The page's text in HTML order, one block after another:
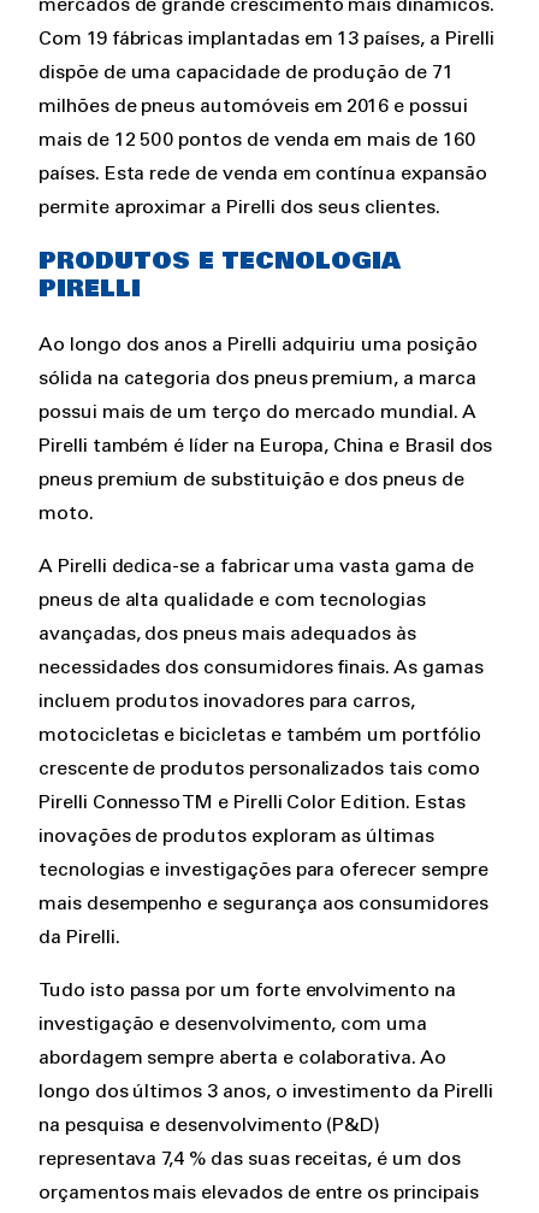
mercados de grande crescimento mais dinâmicos.
Com 19 fábricas implantadas em 13 países, a Pirelli
dispõe de uma capacidade de produção de 71
milhões de pneus automóveis em 2016 e possui
mais de 12 500 pontos de venda em mais de 160
países. Esta rede de venda em contínua expansão
permite aproximar a Pirelli dos seus clientes.
PRODUTOS E TECNOLOGIA
PIRELLI
Ao longo dos anos a Pirelli adquiriu uma posição
sólida na categoria dos pneus premium, a marca
possui mais de um terço do mercado mundial. A
Pirelli também é líder na Europa, China e Brasil dos
pneus premium de substituição e dos pneus de
moto.
A Pirelli dedica-se a fabricar uma vasta gama de
pneus de alta qualidade e com tecnologias
avançadas, dos pneus mais adequados às
necessidades dos consumidores finais. As gamas
incluem produtos inovadores para carros,
motocicletas e bicicletas e também um portfólio
crescente de produtos personalizados tais como
Pirelli Connesso TM e Pirelli Color Edition. Estas
inovações de produtos exploram as últimas
tecnologias e investigações para oferecer sempre
mais desempenho e segurança aos consumidores
da Pirelli.
Tudo isto passa por um forte envolvimento na
investigação e desenvolvimento, com uma
abordagem sempre aberta e colaborativa. Ao
longo dos últimos 3 anos, o investimento da Pirelli
na pesquisa e desenvolvimento (P&D)
representava 7,4 % das suas receitas, é um dos
orçamentos mais elevados de entre os principais